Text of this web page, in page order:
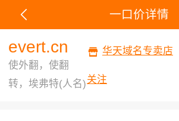
一口价详情
evert.cn
使外翻，使翻
转，埃弗特(人名)
华天域名专卖店
关注